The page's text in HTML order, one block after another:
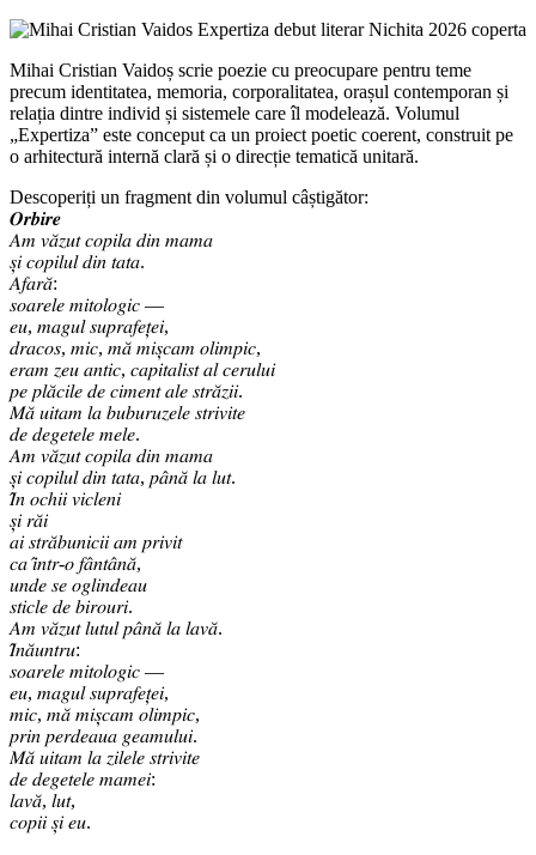
Mihai Cristian Vaidoș scrie poezie cu preocupare pentru teme
precum identitatea, memoria, corporalitatea, orașul contemporan și
relația dintre individ și sistemele care îl modelează. Volumul
„Expertiza” este conceput ca un proiect poetic coerent, construit pe
o arhitectură internă clară și o direcție tematică unitară.
Descoperiți un fragment din volumul câștigător:
𝑶𝒓𝒃𝒊𝒓𝒆
𝐴𝑚 𝑣𝑎̆𝑧𝑢𝑡 𝑐𝑜𝑝𝑖𝑙𝑎 𝑑𝑖𝑛 𝑚𝑎𝑚𝑎
𝑠̦𝑖 𝑐𝑜𝑝𝑖𝑙𝑢𝑙 𝑑𝑖𝑛 𝑡𝑎𝑡𝑎.
𝐴𝑓𝑎𝑟𝑎̆:
𝑠𝑜𝑎𝑟𝑒𝑙𝑒 𝑚𝑖𝑡𝑜𝑙𝑜𝑔𝑖𝑐 —
𝑒𝑢, 𝑚𝑎𝑔𝑢𝑙 𝑠𝑢𝑝𝑟𝑎𝑓𝑒𝑡̦𝑒𝑖,
𝑑𝑟𝑎𝑐𝑜𝑠, 𝑚𝑖𝑐, 𝑚𝑎̆ 𝑚𝑖𝑠̦𝑐𝑎𝑚 𝑜𝑙𝑖𝑚𝑝𝑖𝑐,
𝑒𝑟𝑎𝑚 𝑧𝑒𝑢 𝑎𝑛𝑡𝑖𝑐, 𝑐𝑎𝑝𝑖𝑡𝑎𝑙𝑖𝑠𝑡 𝑎𝑙 𝑐𝑒𝑟𝑢𝑙𝑢𝑖
𝑝𝑒 𝑝𝑙𝑎̆𝑐𝑖𝑙𝑒 𝑑𝑒 𝑐𝑖𝑚𝑒𝑛𝑡 𝑎𝑙𝑒 𝑠𝑡𝑟𝑎̆𝑧𝑖𝑖.
𝑀𝑎̆ 𝑢𝑖𝑡𝑎𝑚 𝑙𝑎 𝑏𝑢𝑏𝑢𝑟𝑢𝑧𝑒𝑙𝑒 𝑠𝑡𝑟𝑖𝑣𝑖𝑡𝑒
𝑑𝑒 𝑑𝑒𝑔𝑒𝑡𝑒𝑙𝑒 𝑚𝑒𝑙𝑒.
𝐴𝑚 𝑣𝑎̆𝑧𝑢𝑡 𝑐𝑜𝑝𝑖𝑙𝑎 𝑑𝑖𝑛 𝑚𝑎𝑚𝑎
𝑠̦𝑖 𝑐𝑜𝑝𝑖𝑙𝑢𝑙 𝑑𝑖𝑛 𝑡𝑎𝑡𝑎, 𝑝𝑎̂𝑛𝑎̆ 𝑙𝑎 𝑙𝑢𝑡.
𝐼̂𝑛 𝑜𝑐ℎ𝑖𝑖 𝑣𝑖𝑐𝑙𝑒𝑛𝑖
𝑠̦𝑖 𝑟𝑎̆𝑖
𝑎𝑖 𝑠𝑡𝑟𝑎̆𝑏𝑢𝑛𝑖𝑐𝑖𝑖 𝑎𝑚 𝑝𝑟𝑖𝑣𝑖𝑡
𝑐𝑎 𝑖̂𝑛𝑡𝑟-𝑜 𝑓𝑎̂𝑛𝑡𝑎̂𝑛𝑎̆,
𝑢𝑛𝑑𝑒 𝑠𝑒 𝑜𝑔𝑙𝑖𝑛𝑑𝑒𝑎𝑢
𝑠𝑡𝑖𝑐𝑙𝑒 𝑑𝑒 𝑏𝑖𝑟𝑜𝑢𝑟𝑖.
𝐴𝑚 𝑣𝑎̆𝑧𝑢𝑡 𝑙𝑢𝑡𝑢𝑙 𝑝𝑎̂𝑛𝑎̆ 𝑙𝑎 𝑙𝑎𝑣𝑎̆.
𝐼̂𝑛𝑎̆𝑢𝑛𝑡𝑟𝑢:
𝑠𝑜𝑎𝑟𝑒𝑙𝑒 𝑚𝑖𝑡𝑜𝑙𝑜𝑔𝑖𝑐 —
𝑒𝑢, 𝑚𝑎𝑔𝑢𝑙 𝑠𝑢𝑝𝑟𝑎𝑓𝑒𝑡̦𝑒𝑖,
𝑚𝑖𝑐, 𝑚𝑎̆ 𝑚𝑖𝑠̦𝑐𝑎𝑚 𝑜𝑙𝑖𝑚𝑝𝑖𝑐,
𝑝𝑟𝑖𝑛 𝑝𝑒𝑟𝑑𝑒𝑎𝑢𝑎 𝑔𝑒𝑎𝑚𝑢𝑙𝑢𝑖.
𝑀𝑎̆ 𝑢𝑖𝑡𝑎𝑚 𝑙𝑎 𝑧𝑖𝑙𝑒𝑙𝑒 𝑠𝑡𝑟𝑖𝑣𝑖𝑡𝑒
𝑑𝑒 𝑑𝑒𝑔𝑒𝑡𝑒𝑙𝑒 𝑚𝑎𝑚𝑒𝑖:
𝑙𝑎𝑣𝑎̆, 𝑙𝑢𝑡,
𝑐𝑜𝑝𝑖𝑖 𝑠̦𝑖 𝑒𝑢.